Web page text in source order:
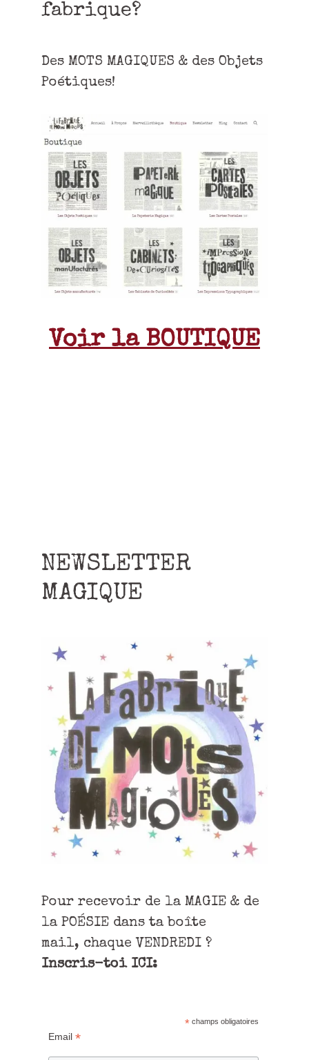
fabrique?
Des MOTS MAGIQUES & des Objets
Poétiques!
Voir la BOUTIQUE
NEWSLETTER
MAGIQUE
Pour recevoir de la MAGIE & de
la POÉSIE dans ta boîte
mail, chaque VENDREDI ?
Inscris-toi ICI:
* champs obligatoires
Email *